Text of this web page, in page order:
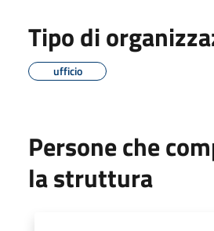
Tipo di
ufficio
Persone che
la struttura